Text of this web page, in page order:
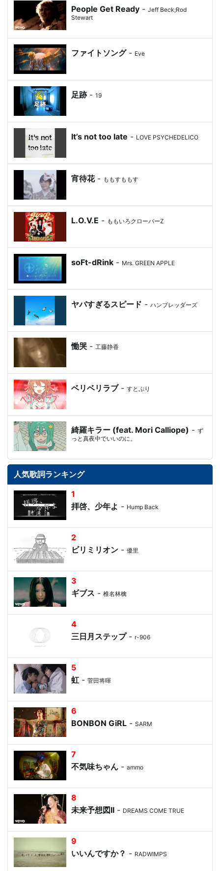
People Get Ready- Jeff Beck;Rod
Stewart
ファイトソング- Eve
足跡- 19
It’s not too late - LOVE PSYCHEDELICO
宵待花- ももすももす
L.O.V.E - ももいろクローバーZ
soFt-dRink- Mrs. GREEN APPLE
ヤバすぎるスピード - ハンブレッダーズ
慟哭- 工藤静香
ベリベリラブ- すとぷり
綺羅キラー (feat. Mori Calliope) - ず
っと真夜中でいいのに。
人気歌詞ランキング
1
拝啓、少年よ - Hump Back
2
ビリミリオン- 優里
3
ギブス - 椎名林檎
4
三日月ステップ- r-906
5
虹- 菅田将暉
6
BONBON GiRL- SARM
7
不気味ちゃん- ammo
8
未来予想図II- DREAMS COME TRUE
9
いいんですか？ - RADWIMPS